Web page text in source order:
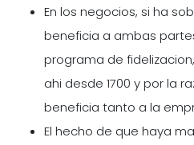
En los negocios, si ha
beneficia a ambas
programa de
ahi desde 1700 y por la
beneficia tanto a la
El hecho de que haya